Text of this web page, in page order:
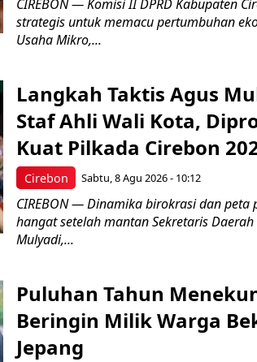
CIREBON — Komisi II DPRD Kabupaten
strategis untuk memacu pertumbuhan
Usaha Mikro,...
Cirebon
Langkah Taktis Agus
Staf Ahli Wali Kota,
Kuat Pilkada Cirebon
Sabtu, 8 Agu 2026 - 10:12
CIREBON — Dinamika birokrasi dan peta
hangat setelah mantan Sekretaris Daerah
Mulyadi,...
Puluhan Tahun
Beringin Milik Warga
Jepang